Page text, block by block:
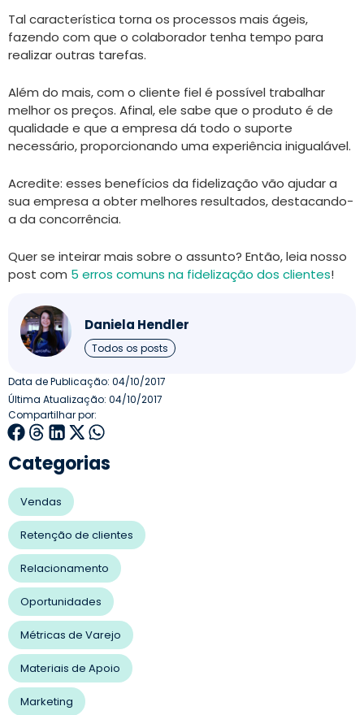
Tal característica torna os processos mais ágeis,
fazendo com que o colaborador tenha tempo para
realizar outras tarefas.
Além do mais, com o cliente fiel é possível trabalhar
melhor os preços. Afinal, ele sabe que o produto é de
qualidade e que a empresa dá todo o suporte
necessário, proporcionando uma experiência inigualável.
Acredite: esses benefícios da fidelização vão ajudar a
sua empresa a obter melhores resultados, destacando-
a da concorrência.
Quer se inteirar mais sobre o assunto? Então, leia nosso
post com 5 erros comuns na fidelização dos clientes!
Daniela Hendler
Todos os posts
Data de Publicação: 04/10/2017
Última Atualização: 04/10/2017
Compartilhar por:
Categorias
Vendas
Retenção de clientes
Relacionamento
Oportunidades
Métricas de Varejo
Materiais de Apoio
Marketing